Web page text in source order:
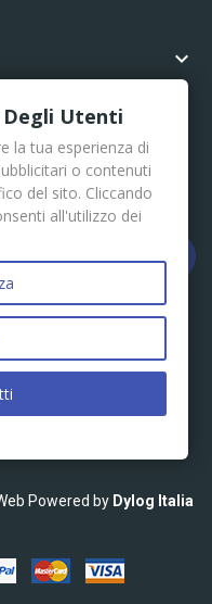

Iscriviti
descritti nella Privacy
Powered by Dylog Italia
Degli Utenti
la tua esperienza di
o contenuti
del sito. Cliccando
all'utilizzo dei